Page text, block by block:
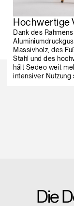
Hochwertige
Dank des
Massivholz, des
Stahl und des
hält Sedeo weit
intensiver Nutzung
Die